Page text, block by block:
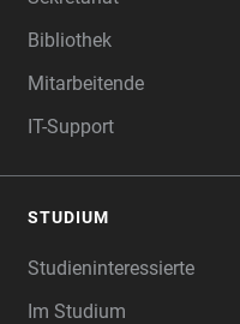
Bibliothek
Mitarbeitende
IT-Support
STUDIUM
Studieninteressierte
Im Studium